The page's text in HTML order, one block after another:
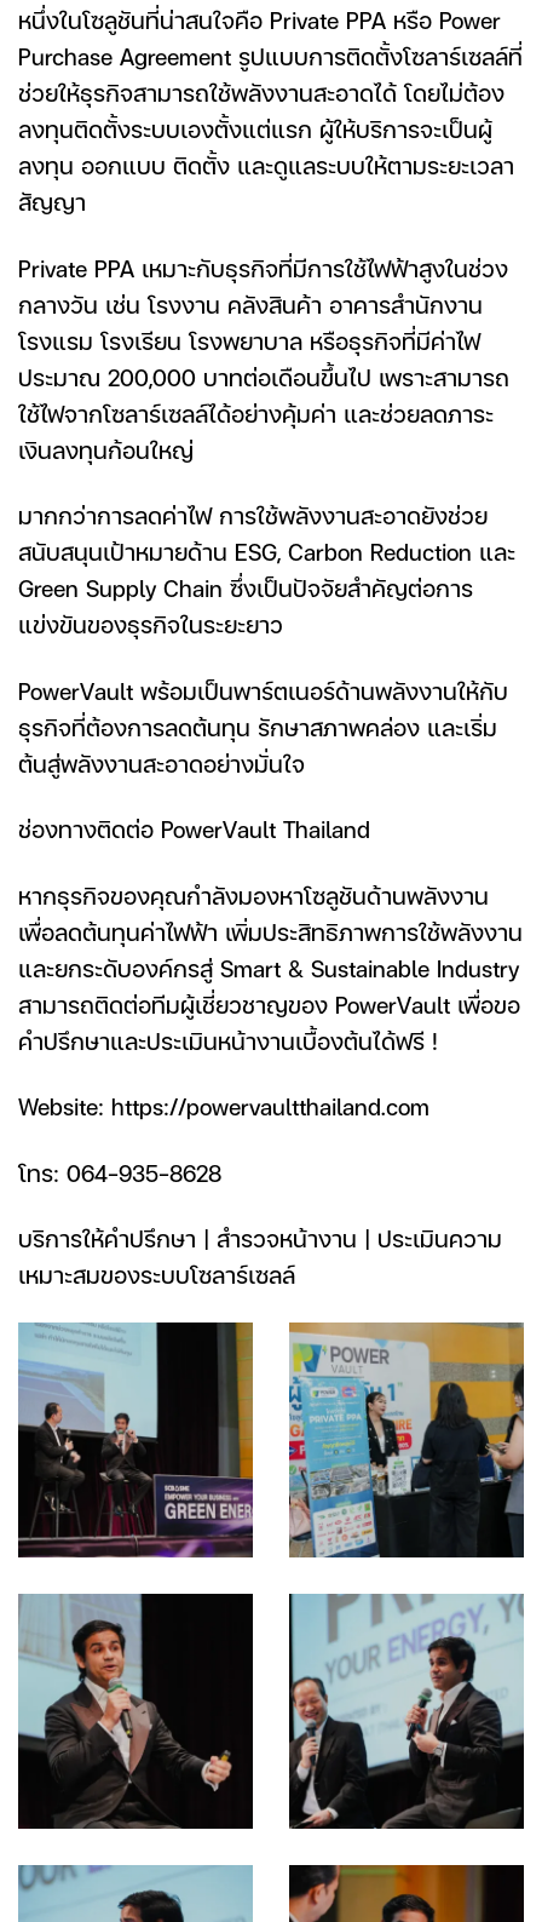
หนึ่งในโซลูชันที่น่าสนใจคือ Private PPA หรือ Power
Purchase Agreement รูปแบบการติดตั้งโซลาร์เซลล์ที่
ช่วยให้ธุรกิจสามารถใช้พลังงานสะอาดได้ โดยไม่ต้อง
ลงทุนติดตั้งระบบเองตั้งแต่แรก ผู้ให้บริการจะเป็นผู้
ลงทุน ออกแบบ ติดตั้ง และดูแลระบบให้ตามระยะเวลา
สัญญา
Private PPA เหมาะกับธุรกิจที่มีการใช้ไฟฟ้าสูงในช่วง
กลางวัน เช่น โรงงาน คลังสินค้า อาคารสำนักงาน
โรงแรม โรงเรียน โรงพยาบาล หรือธุรกิจที่มีค่าไฟ
ประมาณ 200,000 บาทต่อเดือนขึ้นไป เพราะสามารถ
ใช้ไฟจากโซลาร์เซลล์ได้อย่างคุ้มค่า และช่วยลดภาระ
เงินลงทุนก้อนใหญ่
มากกว่าการลดค่าไฟ การใช้พลังงานสะอาดยังช่วย
สนับสนุนเป้าหมายด้าน ESG, Carbon Reduction และ
Green Supply Chain ซึ่งเป็นปัจจัยสำคัญต่อการ
แข่งขันของธุรกิจในระยะยาว
PowerVault พร้อมเป็นพาร์ตเนอร์ด้านพลังงานให้กับ
ธุรกิจที่ต้องการลดต้นทุน รักษาสภาพคล่อง และเริ่ม
ต้นสู่พลังงานสะอาดอย่างมั่นใจ
ช่องทางติดต่อ PowerVault Thailand
หากธุรกิจของคุณกำลังมองหาโซลูชันด้านพลังงาน
เพื่อลดต้นทุนค่าไฟฟ้า เพิ่มประสิทธิภาพการใช้พลังงาน
และยกระดับองค์กรสู่ Smart & Sustainable Industry
สามารถติดต่อทีมผู้เชี่ยวชาญของ PowerVault เพื่อขอ
คำปรึกษาและประเมินหน้างานเบื้องต้นได้ฟรี !
Website: https://powervaultthailand.com
โทร: 064-935-8628
บริการให้คำปรึกษา | สำรวจหน้างาน | ประเมินความ
เหมาะสมของระบบโซลาร์เซลล์